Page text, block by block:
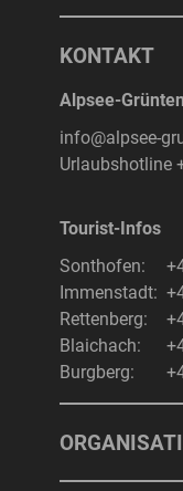
KONTAKT
Alpsee-
info@alpsee-
Urlaubshotline
Tourist-Infos
Sonthofen:
Immenstadt:
Rettenberg:
Blaichach:
Burgberg: